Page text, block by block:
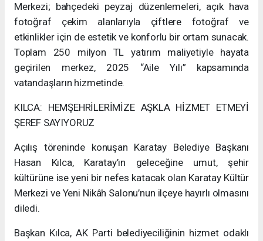
Merkezi; bahçedeki peyzaj düzenlemeleri, açık hava
fotoğraf çekim alanlarıyla çiftlere fotoğraf ve
etkinlikler için de estetik ve konforlu bir ortam sunacak.
Toplam 250 milyon TL yatırım maliyetiyle hayata
geçirilen merkez, 2025 “Aile Yılı” kapsamında
vatandaşların hizmetinde.
KILCA: HEMŞEHRİLERİMİZE AŞKLA HİZMET ETMEYİ
ŞEREF SAYIYORUZ
Açılış töreninde konuşan Karatay Belediye Başkanı
Hasan Kılca, Karatay’ın geleceğine umut, şehir
kültürüne ise yeni bir nefes katacak olan Karatay Kültür
Merkezi ve Yeni Nikâh Salonu’nun ilçeye hayırlı olmasını
diledi.
Başkan Kılca, AK Parti belediyeciliğinin hizmet odaklı